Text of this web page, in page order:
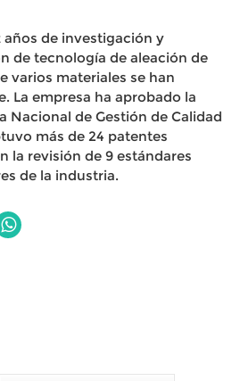
años de investigación y
de tecnología de aleación de
varios materiales se han
La empresa ha aprobado la
Nacional de Gestión de Calidad
más de 24 patentes
la revisión de 9 estándares
de la industria.